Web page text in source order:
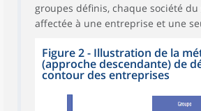
groupes définis, chaque société
affectée à une entreprise et une
Figure 2 - Illustration de la
(approche descendante) de
contour des entreprises